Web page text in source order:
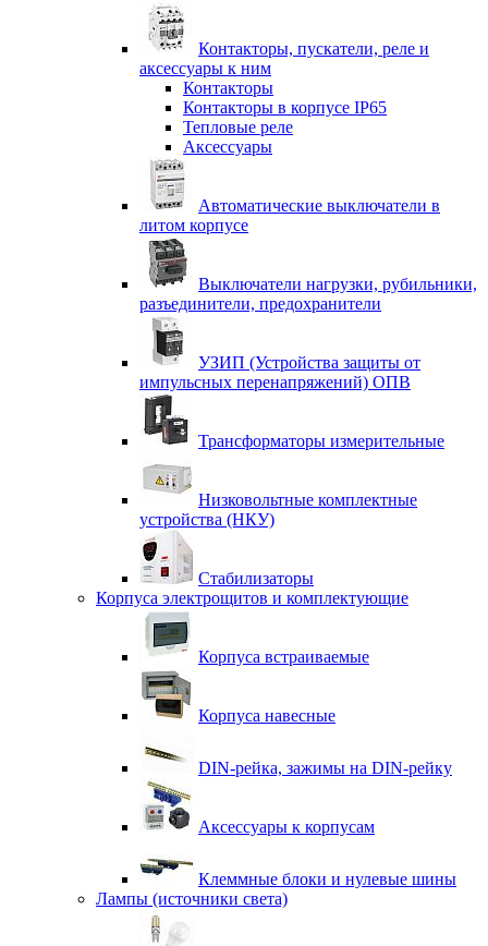
Контакторы, пускатели, реле и
аксессуары к ним
Контакторы
Контакторы в корпусе IP65
Тепловые реле
Аксессуары
Автоматические выключатели в
литом корпусе
Выключатели нагрузки, рубильники,
разъединители, предохранители
УЗИП (Устройства защиты от
импульсных перенапряжений) ОПВ
Трансформаторы измерительные
Низковольтные комплектные
устройства (НКУ)
Стабилизаторы
Корпуса электрощитов и комплектующие
Корпуса встраиваемые
Корпуса навесные
DIN-рейка, зажимы на DIN-рейку
Аксессуары к корпусам
Клеммные блоки и нулевые шины
Лампы (источники света)